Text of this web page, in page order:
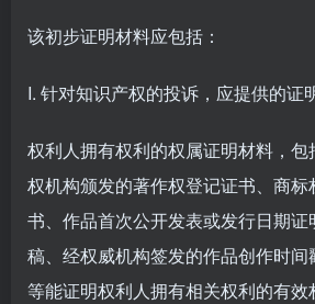
该初步证明材料应包括：
I. 针对知识产权的投诉，应提供的证
权利人拥有权利的权属证明材料，
权机构颁发的著作权登记证书、商
书、作品首次公开发表或发行日期
稿、经权威机构签发的作品创作时
等能证明权利人拥有相关权利的有效